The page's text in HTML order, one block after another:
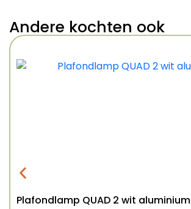
Andere kochten ook
Plafondlamp QUAD 2 wit aluminium